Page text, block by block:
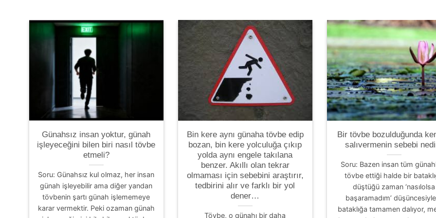
Günahsız insan yoktur, günah
işleyeceğini bilen biri nasıl tövbe
etmeli?
Soru: Günahsız kul olmaz, her insan
günah işleyebilir ama diğer yandan
tövbenin şartı günah işlememeye
karar vermektir. Peki ozaman günah
Bin kere aynı günaha tövbe edip
bozan, bin kere yolculuğa çıkıp
yolda aynı engele takılana
benzer. Akıllı olan tekrar
olmaması için sebebini araştırır,
tedbirini alır ve farklı bir yol
dener…
Tövbe, o günahı bir daha
Bir tövbe bozulduğunda
salıvermenin sebebi
Soru: Bazen insan tüm
tövbe ettiği halde bir
düştüğü zaman ‘nasılolsa
başaramadım’
bataklığa tamamen dalıyor,